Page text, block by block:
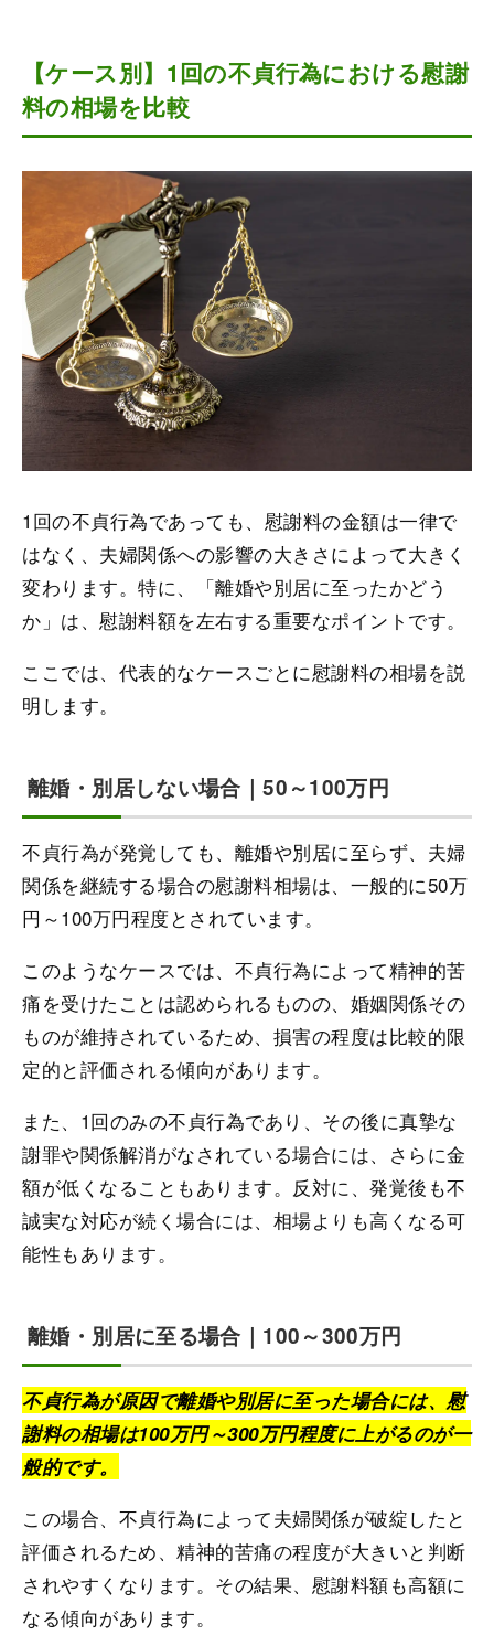
【ケース別】1回の不貞行為における慰謝
料の相場を比較
1回の不貞行為であっても、慰謝料の金額は一律で
はなく、夫婦関係への影響の大きさによって大きく
変わります。特に、「離婚や別居に至ったかどう
か」は、慰謝料額を左右する重要なポイントです。
ここでは、代表的なケースごとに慰謝料の相場を説
明します。
離婚・別居しない場合｜50～100万円
不貞行為が発覚しても、離婚や別居に至らず、夫婦
関係を継続する場合の慰謝料相場は、一般的に50万
円～100万円程度とされています。
このようなケースでは、不貞行為によって精神的苦
痛を受けたことは認められるものの、婚姻関係その
ものが維持されているため、損害の程度は比較的限
定的と評価される傾向があります。
また、1回のみの不貞行為であり、その後に真摯な
謝罪や関係解消がなされている場合には、さらに金
額が低くなることもあります。反対に、発覚後も不
誠実な対応が続く場合には、相場よりも高くなる可
能性もあります。
離婚・別居に至る場合｜100～300万円
不貞行為が原因で離婚や別居に至った場合には、慰
謝料の相場は100万円～300万円程度に上がるのが一
般的です。
この場合、不貞行為によって夫婦関係が破綻したと
評価されるため、精神的苦痛の程度が大きいと判断
されやすくなります。その結果、慰謝料額も高額に
なる傾向があります。